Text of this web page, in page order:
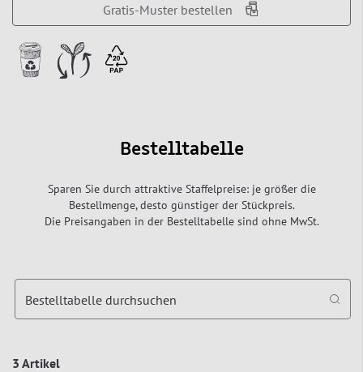
Gratis-Muster bestellen
Bestelltabelle
Sparen Sie durch attraktive Staffelpreise: je größer die
Bestellmenge, desto günstiger der Stückpreis.
Die Preisangaben in der Bestelltabelle sind ohne MwSt.
3 Artikel
Bestelltabelle durchsuchen